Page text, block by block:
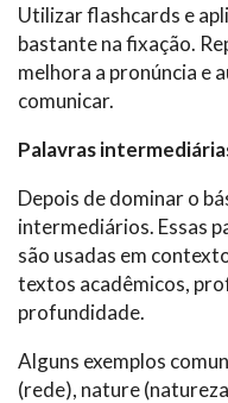
Utilizar flashcards e
bastante na fixação.
melhora a pronúncia e
comunicar.
Palavras
Depois de dominar o
intermediários. Essas
são usadas em
textos acadêmicos,
profundidade.
Alguns exemplos
(rede), nature